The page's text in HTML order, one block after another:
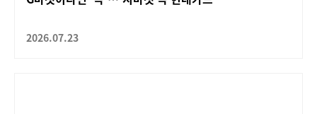
2026.07.23